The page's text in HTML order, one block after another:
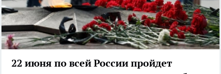
22 июня по всей России пройдет